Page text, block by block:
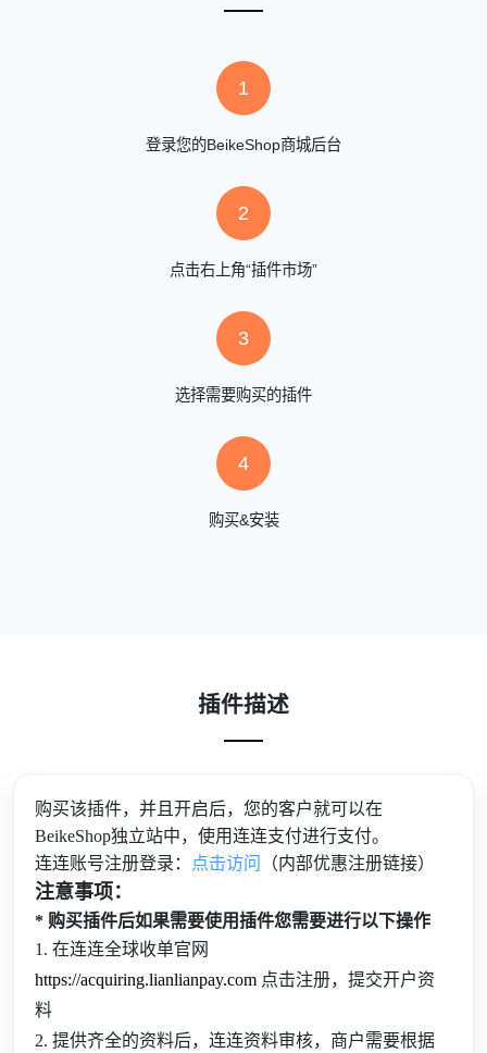
1
登录您的BeikeShop商城后台
2
点击右上角“插件市场”
3
选择需要购买的插件
4
购买&安装
插件描述
购买该插件，并且开启后，您的客户就可以在
BeikeShop独立站中，使用连连支付进行支付。
连连账号注册登录：
点击访问 （内部优惠注册链接）
注意事项：
* 购买插件后如果需要使用插件您需要进行以下操作
1. 在连连全球收单官网
https://acquiring.lianlianpay.com 点击注册，提交开户资
料
2. 提供齐全的资料后，连连资料审核，商户需要根据